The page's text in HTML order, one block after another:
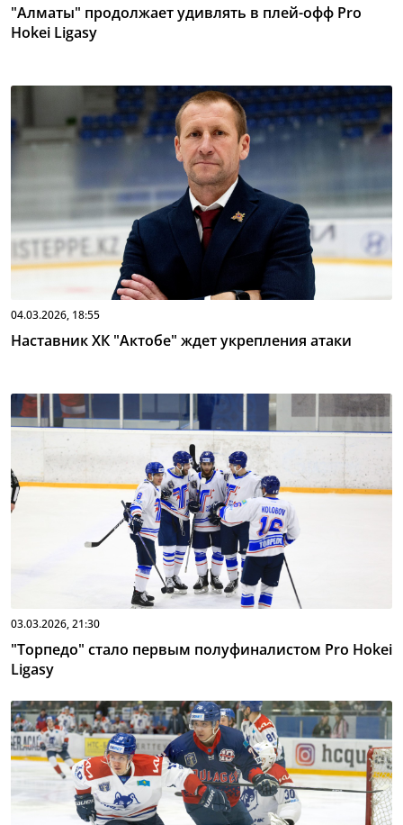
"Алматы" продолжает удивлять в плей-офф Pro
Hokei Ligasy
04.03.2026, 18:55
Наставник ХК "Актобе" ждет укрепления атаки
03.03.2026, 21:30
"Торпедо" стало первым полуфиналистом Pro Hokei
Ligasy